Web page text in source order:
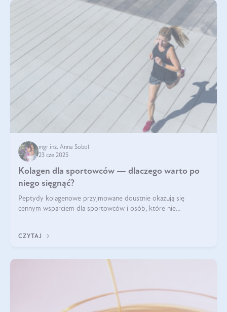
mgr inż. Anna Sobol
23 cze 2025
Kolagen dla sportowców — dlaczego warto po
niego sięgnąć?
Peptydy kolagenowe przyjmowane doustnie okazują się
cennym wsparciem dla sportowców i osób, które nie
CZYTAJ